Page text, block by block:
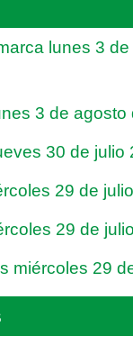
lunes 3 de
3 de agosto
30 de julio
29 de
29 de
miércoles 29